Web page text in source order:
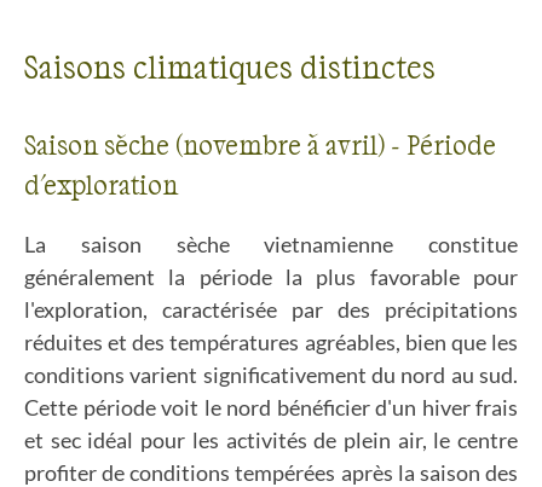
Saisons climatiques distinctes
Saison sèche (novembre à avril) - Période
d'exploration
La saison sèche vietnamienne constitue
généralement la période la plus favorable pour
l'exploration, caractérisée par des précipitations
réduites et des températures agréables, bien que les
conditions varient significativement du nord au sud.
Cette période voit le nord bénéficier d'un hiver frais
et sec idéal pour les activités de plein air, le centre
profiter de conditions tempérées après la saison des